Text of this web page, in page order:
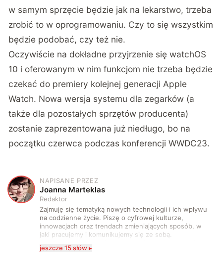
w samym sprzęcie będzie jak na lekarstwo, trzeba
zrobić to w oprogramowaniu. Czy to się wszystkim
będzie podobać, czy też nie.
Oczywiście na dokładne przyjrzenie się watchOS
10 i oferowanym w nim funkcjom nie trzeba będzie
czekać do premiery kolejnej generacji Apple
Watch. Nowa wersja systemu dla zegarków (a
także dla pozostałych sprzętów producenta)
zostanie zaprezentowana już niedługo, bo na
początku czerwca podczas konferencji WWDC23.
J
NAPISANE PRZEZ
Joanna Marteklas
Redaktor
Zajmuję się tematyką nowych technologii i ich wpływu
na codzienne życie. Piszę o cyfrowej kulturze,
innowacjach oraz trendach zmieniających sposób, w
jaki pracujemy i komunikujemy się ze sobą.
technologii a współczesną popkulturą. W wolnych
jeszcze 15 słów ▸